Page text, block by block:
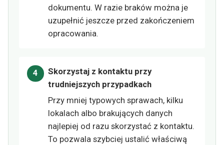
dokumentu. W razie braków można je
uzupełnić jeszcze przed zakończeniem
opracowania.
Skorzystaj z kontaktu przy
trudniejszych przypadkach
Przy mniej typowych sprawach, kilku
lokalach albo brakujących danych
najlepiej od razu skorzystać z kontaktu.
To pozwala szybciej ustalić właściwą